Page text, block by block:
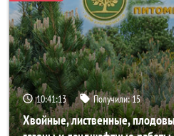
10:41:12 Получили:15
Хвойные, лиственные,